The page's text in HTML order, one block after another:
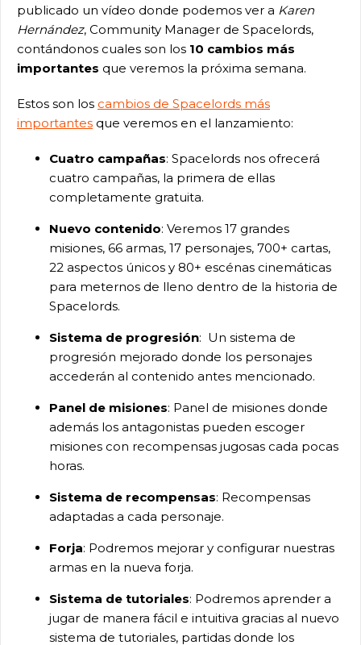
publicado un vídeo donde podemos ver a Karen
Hernández, Community Manager de Spacelords,
contándonos cuales son los 10 cambios más
importantes que veremos la próxima semana.
Estos son los cambios de Spacelords más
importantes que veremos en el lanzamiento:
Cuatro campañas: Spacelords nos ofrecerá
cuatro campañas, la primera de ellas
completamente gratuita.
Nuevo contenido: Veremos 17 grandes
misiones, 66 armas, 17 personajes, 700+ cartas,
22 aspectos únicos y 80+ escénas cinemáticas
para meternos de lleno dentro de la historia de
Spacelords.
Sistema de progresión: Un sistema de
progresión mejorado donde los personajes
accederán al contenido antes mencionado.
Panel de misiones: Panel de misiones donde
además los antagonistas pueden escoger
misiones con recompensas jugosas cada pocas
horas.
Sistema de recompensas: Recompensas
adaptadas a cada personaje.
Forja: Podremos mejorar y configurar nuestras
armas en la nueva forja.
Sistema de tutoriales: Podremos aprender a
jugar de manera fácil e intuitiva gracias al nuevo
sistema de tutoriales, partidas donde los